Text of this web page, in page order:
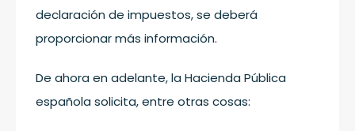
declaración de impuestos, se deberá
proporcionar más información.
De ahora en adelante, la Hacienda Pública
española solicita, entre otras cosas: